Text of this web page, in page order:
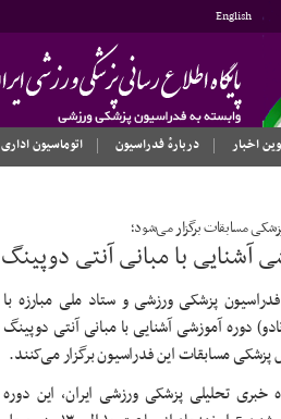
English
اخبار دربارهٔ فدراسیون اتوماسیون اداری
مسابقات برگزار می‌شود؛
آشنایی با مبانی آنتی دوپینگ
پزشکی ورزشی و ستاد ملی مبارزه با
دوره آموزشی آشنایی با مبانی آنتی دوپینگ
مسابقات این فدراسیون برگزار می‌کنند.
خبری تحلیلی پزشکی ورزشی ایران، این دوره